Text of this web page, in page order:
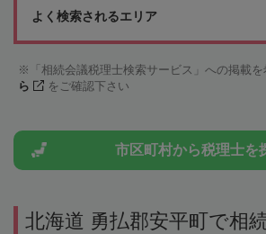
よく検索されるエリア
「相続会議税理士検索サービス」への掲載
ら
をご確認下さい
市区町村から税理士を
北海道 勇払郡安平町で相